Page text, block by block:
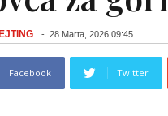
- 28 Marta, 2026 09:45
Facebook Twitter